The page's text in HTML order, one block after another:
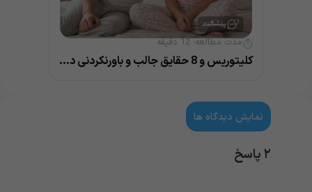
مدت مطالعه:12 دقیقه
کلیتوریس و 8 حقایق جالب و باورنکردنی درباره آن
نمایش دیدگاه ها
۲ پاسخ